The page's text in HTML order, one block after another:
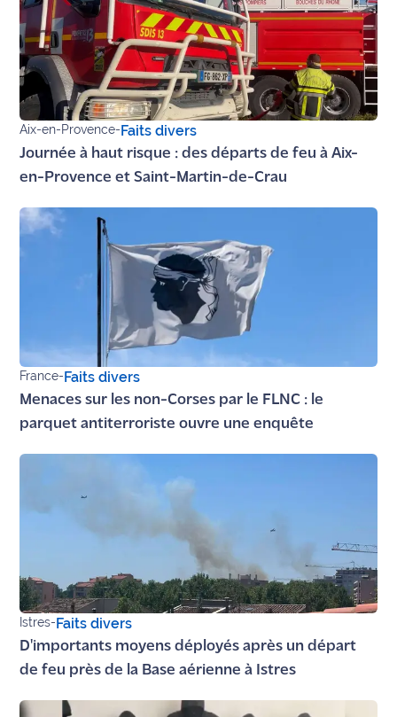
rouge
Maritima
L'anecdote
de Jeff
C'est
Les
Coachs
Nous
Ecouter
Qui
Devenir
annonceur
Recrutement
légales
Aix-en-Provence-Faits divers
Journée à haut risque : des départs de feu à Aix-
en-Provence et Saint-Martin-de-Crau
France-Faits divers
Menaces sur les non-Corses par le FLNC : le
parquet antiterroriste ouvre une enquête
Istres-Faits divers
D'importants moyens déployés après un départ
de feu près de la Base aérienne à Istres